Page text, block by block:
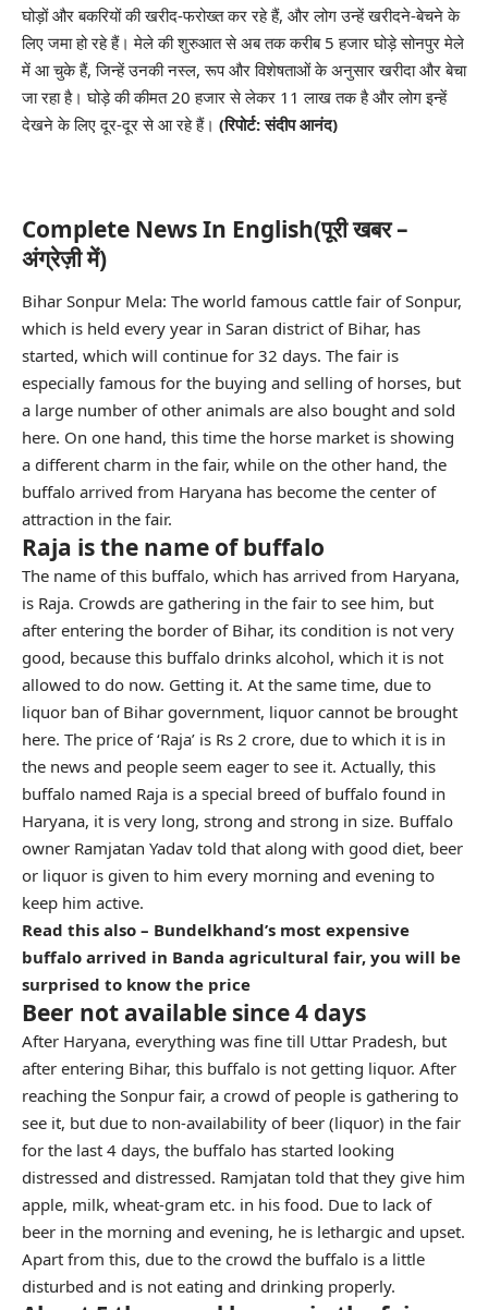
घोड़ों और बकरियों की खरीद-फरोख्त कर रहे हैं, और लोग उन्हें खरीदने-बेचने के
लिए जमा हो रहे हैं। मेले की शुरुआत से अब तक करीब 5 हजार घोड़े सोनपुर मेले
में आ चुके हैं, जिन्हें उनकी नस्ल, रूप और विशेषताओं के अनुसार खरीदा और बेचा
जा रहा है। घोड़े की कीमत 20 हजार से लेकर 11 लाख तक है और लोग इन्हें
देखने के लिए दूर-दूर से आ रहे हैं। (रिपोर्ट: संदीप आनंद)
Complete News In English(पूरी खबर –
अंग्रेज़ी में)
Bihar Sonpur Mela: The world famous cattle fair of Sonpur,
which is held every year in Saran district of Bihar, has
started, which will continue for 32 days. The fair is
especially famous for the buying and selling of horses, but
a large number of other animals are also bought and sold
here. On one hand, this time the horse market is showing
a different charm in the fair, while on the other hand, the
buffalo arrived from Haryana has become the center of
attraction in the fair.
Raja is the name of buffalo
The name of this buffalo, which has arrived from Haryana,
is Raja. Crowds are gathering in the fair to see him, but
after entering the border of Bihar, its condition is not very
good, because this buffalo drinks alcohol, which it is not
allowed to do now. Getting it. At the same time, due to
liquor ban of Bihar government, liquor cannot be brought
here. The price of ‘Raja’ is Rs 2 crore, due to which it is in
the news and people seem eager to see it. Actually, this
buffalo named Raja is a special breed of buffalo found in
Haryana, it is very long, strong and strong in size. Buffalo
owner Ramjatan Yadav told that along with good diet, beer
or liquor is given to him every morning and evening to
keep him active.
Read this also – Bundelkhand’s most expensive
buffalo arrived in Banda agricultural fair, you will be
surprised to know the price
Beer not available since 4 days
After Haryana, everything was fine till Uttar Pradesh, but
after entering Bihar, this buffalo is not getting liquor. After
reaching the Sonpur fair, a crowd of people is gathering to
see it, but due to non-availability of beer (liquor) in the fair
for the last 4 days, the buffalo has started looking
distressed and distressed. Ramjatan told that they give him
apple, milk, wheat-gram etc. in his food. Due to lack of
beer in the morning and evening, he is lethargic and upset.
Apart from this, due to the crowd the buffalo is a little
disturbed and is not eating and drinking properly.